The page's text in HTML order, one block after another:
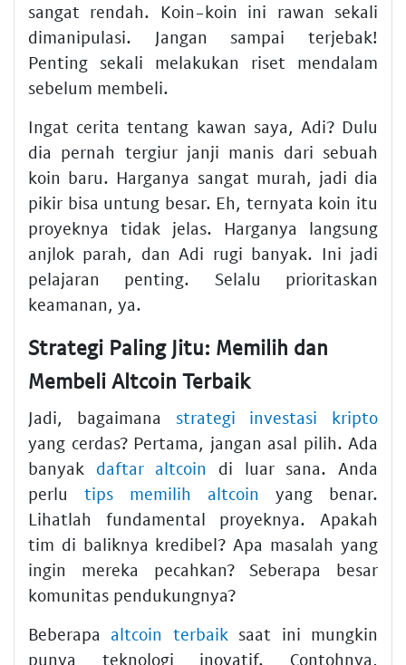
sangat rendah. Koin-koin ini rawan sekali
dimanipulasi. Jangan sampai terjebak!
Penting sekali melakukan riset mendalam
sebelum membeli.
Ingat cerita tentang kawan saya, Adi? Dulu
dia pernah tergiur janji manis dari sebuah
koin baru. Harganya sangat murah, jadi dia
pikir bisa untung besar. Eh, ternyata koin itu
proyeknya tidak jelas. Harganya langsung
anjlok parah, dan Adi rugi banyak. Ini jadi
pelajaran penting. Selalu prioritaskan
keamanan, ya.
Strategi Paling Jitu: Memilih dan
Membeli Altcoin Terbaik
Jadi, bagaimana strategi investasi kripto
yang cerdas? Pertama, jangan asal pilih. Ada
banyak daftar altcoin
di luar sana. Anda
perlu tips memilih altcoin yang benar.
Lihatlah fundamental proyeknya. Apakah
tim di baliknya kredibel? Apa masalah yang
ingin mereka pecahkan? Seberapa besar
komunitas pendukungnya?
Beberapa altcoin terbaiksaat ini mungkin
punya teknologi inovatif. Contohnya,